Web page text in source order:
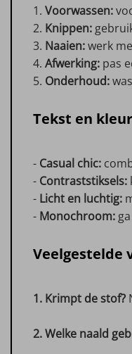
1. Voorwassen:
2. Knippen:
3. Naaien:werk
4. Afwerking: pas
5. Onderhoud:
Tekst en
- Casual chic:
- Contraststiksels:
- Licht en luchtig:
- Monochroom:
Veelgestelde
1. Krimpt de stof?
2. Welke naald